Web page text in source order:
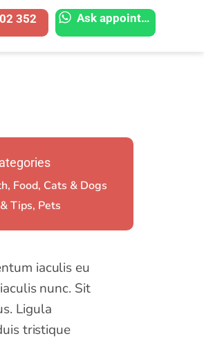
352 Ask appointment
Food, Cats & Dogs
Tips, Pets
iaculis eu
nunc. Sit
Ligula
tristique